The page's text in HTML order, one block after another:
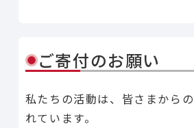
ご寄付のお願い
私たちの活動は、皆さまから
れています。